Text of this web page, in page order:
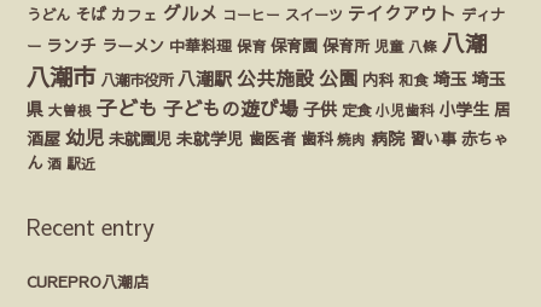
うどん そば カフェ グルメ コーヒー スイーツ テイクアウト ディナ
ー ランチ ラーメン 中華料理 保育 保育園 保育所 児童 八條 八潮
八潮市 八潮市役所 八潮駅 公共施設 公園 内科 和食 埼玉 埼玉
県 大曽根 子ども 子どもの遊び場 子供 定食 小児歯科 小学生 居
酒屋 幼児 未就園児 未就学児 歯医者 歯科 焼肉 病院 習い事 赤ちゃ
ん 酒 駅近
Recent entry
CUREPRO八潮店